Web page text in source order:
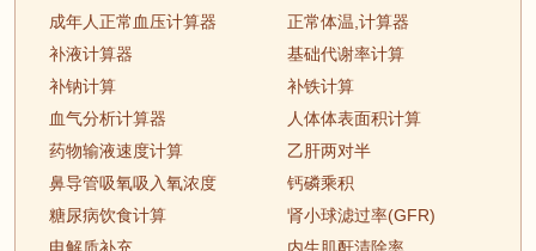
成年人正常血压计算器
正常体温,计算器
补液计算器
基础代谢率计算
补钠计算
补铁计算
血气分析计算器
人体体表面积计算
药物输液速度计算
乙肝两对半
鼻导管吸氧吸入氧浓度
钙磷乘积
糖尿病饮食计算
肾小球滤过率(GFR)